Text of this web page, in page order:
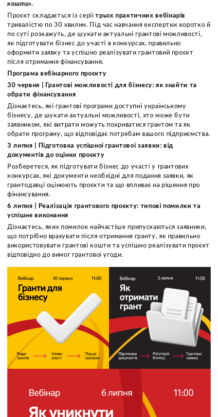
кошти».
Проєкт складається із серії трьох практичних вебінарів
тривалістю по 30 хвилин. Під час навчання експертки коротко й
по суті розкажуть, де шукати актуальні грантові можливості,
як підготувати бізнес до участі в конкурсах, правильно
оформити заявку та успішно реалізувати грантовий проєкт
після отримання фінансування.
Програма вебінарного проєкту
30 червня | Грантові можливості для бізнесу: як знайти та
обрати фінансування
Дізнаєтесь, які грантові програми доступні українському
бізнесу, де шукати актуальні можливості, хто може бути
заявником, які витрати можуть покриватися грантом та як
обрати програму, що відповідає потребам вашого підприємства.
3 липня | Підготовка успішної грантової заявки: від
документів до оцінки проєкту
Розберетеся, як підготувати бізнес до участі у грантових
конкурсах, які документи необхідні для подання заявки, як
грантодавці оцінюють проєкти та що впливає на рішення про
фінансування.
6 липня | Реалізація грантового проєкту: типові помилки та
успішне виконання
Дізнаєтесь, яких помилок найчастіше припускаються заявники,
що потрібно врахувати після отримання гранту, як правильно
використовувати грантові кошти та успішно реалізувати проєкт
відповідно до вимог грантової угоди.